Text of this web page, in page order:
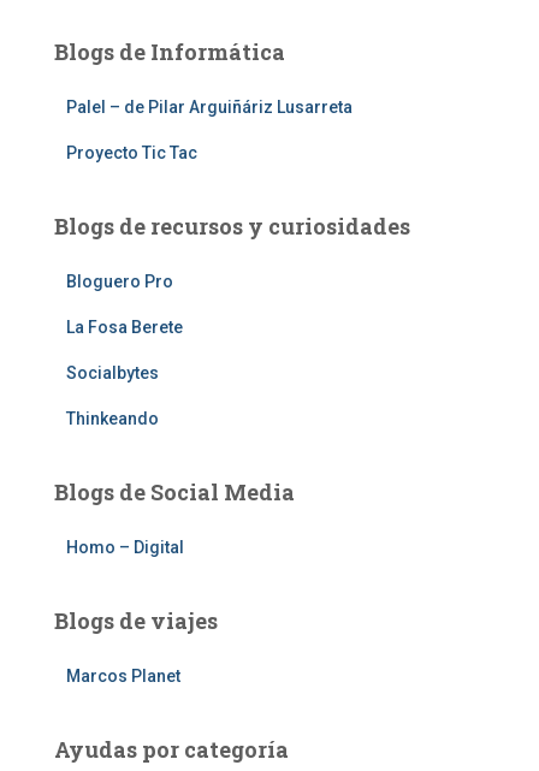
Blogs de Informática
Palel – de Pilar Arguiñáriz Lusarreta
Proyecto Tic Tac
Blogs de recursos y curiosidades
Bloguero Pro
La Fosa Berete
Socialbytes
Thinkeando
Blogs de Social Media
Homo – Digital
Blogs de viajes
Marcos Planet
Ayudas por categoría